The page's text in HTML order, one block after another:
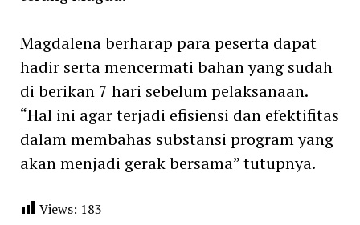
Magdalena berharap para peserta dapat
hadir serta mencermati bahan yang sudah
di berikan 7 hari sebelum pelaksanaan.
“Hal ini agar terjadi efisiensi dan efektifitas
dalam membahas substansi program yang
akan menjadi gerak bersama” tutupnya.
Views: 183